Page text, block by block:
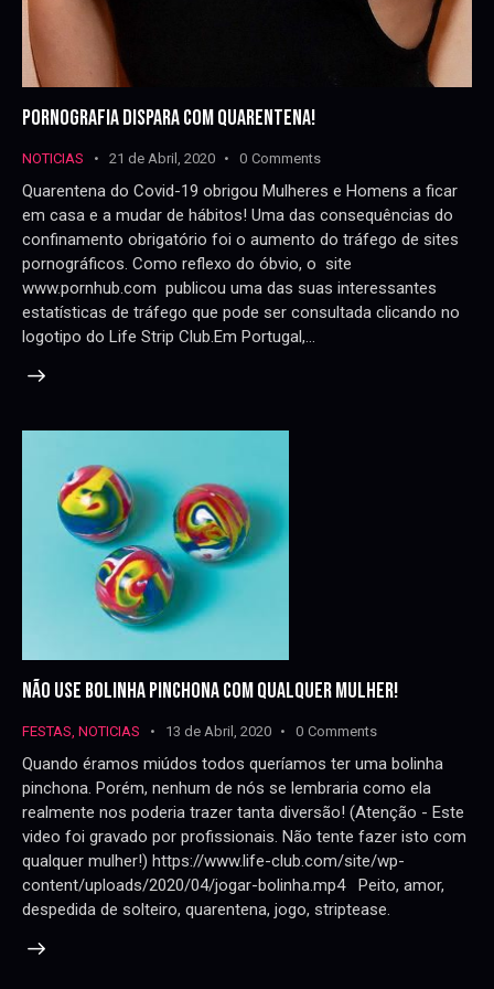
PORNOGRAFIA DISPARA COM QUARENTENA!
NOTICIAS 21 de Abril, 2020 0 Comments
Quarentena do Covid-19 obrigou Mulheres e Homens a ficar
em casa e a mudar de hábitos! Uma das consequências do
confinamento obrigatório foi o aumento do tráfego de sites
pornográficos. Como reflexo do óbvio, o site
www.pornhub.com publicou uma das suas interessantes
estatísticas de tráfego que pode ser consultada clicando no
logotipo do Life Strip Club.Em Portugal,…
NÃO USE BOLINHA PINCHONA COM QUALQUER MULHER!
FESTAS, NOTICIAS 13 de Abril, 2020 0 Comments
Quando éramos miúdos todos queríamos ter uma bolinha
pinchona. Porém, nenhum de nós se lembraria como ela
realmente nos poderia trazer tanta diversão! (Atenção - Este
video foi gravado por profissionais. Não tente fazer isto com
qualquer mulher!) https://www.life-club.com/site/wp-
content/uploads/2020/04/jogar-bolinha.mp4 Peito, amor,
despedida de solteiro, quarentena, jogo, striptease.